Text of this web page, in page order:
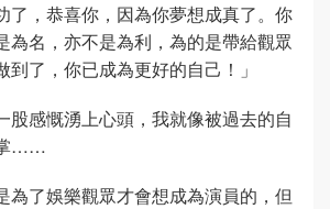
了，恭喜你，因為你夢想成真了。你
為名，亦不是為利，為的是帶給觀眾
到了，你已成為更好的自己！」
股感慨湧上心頭，我就像被過去的自
……
了娛樂觀眾才會想成為演員的，但